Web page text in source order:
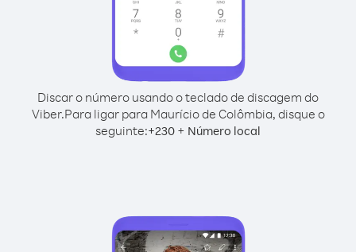
Discar o número usando o teclado de discagem do
Viber.Para ligar para Maurício de Colômbia, disque o
seguinte:+230 + Número local